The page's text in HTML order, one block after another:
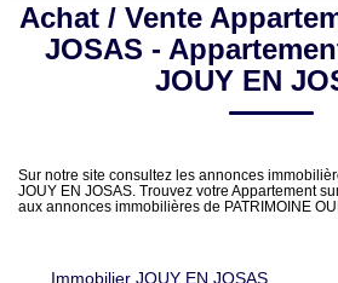
BRETAGNE
LOUER
Sélectionnez...
Type de bien
Surface
Achat / Vente
JOSAS -
JOUY EN
Sur notre site consultez les annonces
JOUY EN JOSAS. Trouvez votre Appartement
aux annonces immobilières de PATRIMOINE
Immobilier JOUY EN JOSAS